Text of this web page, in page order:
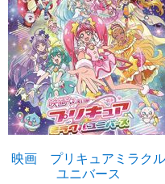
映画 プリキュアミラクル
ユニバース